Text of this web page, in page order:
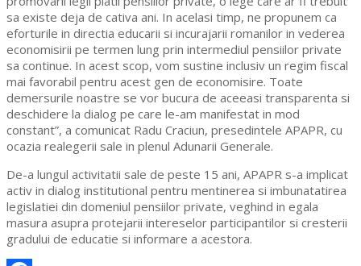
sa existe deja de cativa ani. In acelasi timp, ne propunem ca
eforturile in directia educarii si incurajarii romanilor in vederea
economisirii pe termen lung prin intermediul pensiilor private
sa continue. In acest scop, vom sustine inclusiv un regim fiscal
mai favorabil pentru acest gen de economisire. Toate
demersurile noastre se vor bucura de aceeasi transparenta si
deschidere la dialog pe care le-am manifestat in mod
constant”, a comunicat Radu Craciun, presedintele APAPR, cu
ocazia realegerii sale in plenul Adunarii Generale.
De-a lungul activitatii sale de peste 15 ani, APAPR s-a implicat
activ in dialog institutional pentru mentinerea si imbunatatirea
legislatiei din domeniul pensiilor private, veghind in egala
masura asupra protejarii intereselor participantilor si cresterii
gradului de educatie si informare a acestora.